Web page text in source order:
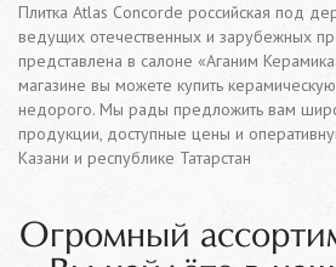
Плитка Atlas Concorde российская под
ведущих отечественных и зарубежных
представлена в салоне «Аганим
магазине вы можете купить
недорого. Мы рады предложить вам
продукции, доступные цены и
Казани и республике Татарстан
Огромный